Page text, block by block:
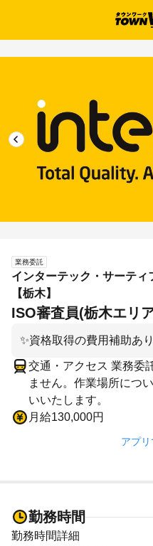
業務委託
インターテック・サーテ
【栃木】
ISO審査員(栃木エリ
✨資格取得の費用補助あ
交通・アクセス 業務委
ません。作業場所につ
いいたします。
月給130,000円
アプリ
勤務時間
勤務時間詳細